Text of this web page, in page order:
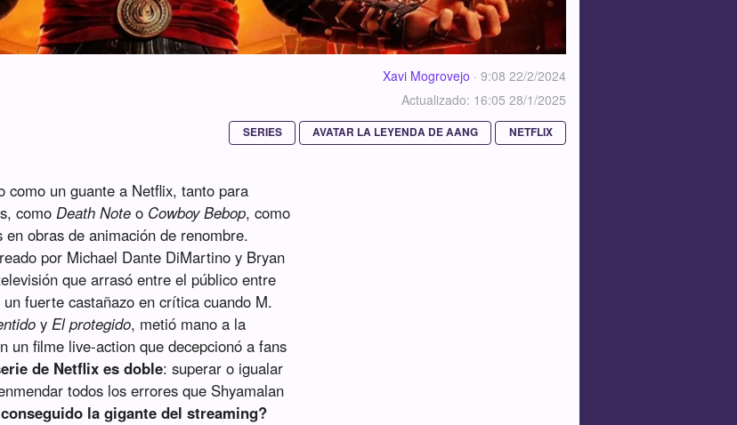
Xavi Mogrovejo · 9:08 22/2/2024
Actualizado: 16:05 28/1/2025
SERIES AVATAR LA LEYENDA DE AANG NETFLIX
como un guante a Netflix, tanto para
comoDeath Note o Cowboy Bebop, como
obras de animación de renombre.
por Michael Dante DiMartino y Bryan
que arrasó entre el público entre
fuerte castañazo en crítica cuando M.
yEl protegido, metió mano a la
un filme live-action que decepcionó a fans
de Netflix es doble: superar o igualar
todos los errores que Shyamalan
la gigante del streaming?